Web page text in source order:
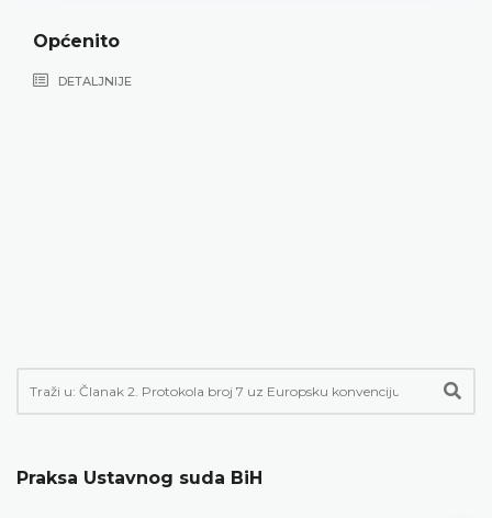
Općenito
DETALJNIJE
Praksa Ustavnog suda BiH